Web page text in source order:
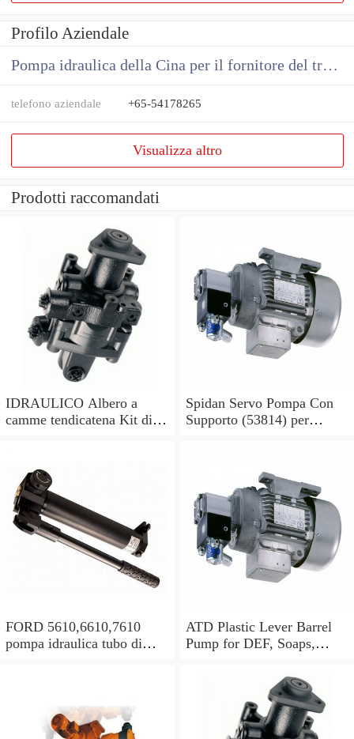
Profilo Aziendale
Pompa idraulica della Cina per il fornitore del trattore
telefono aziendale +65-54178265
Visualizza altro
Prodotti raccomandati
IDRAULICO Albero a
camme tendicatena Kit di
Spidan Servo Pompa Con
Supporto (53814) per
FORD 5610,6610,7610
pompa idraulica tubo di
ATD Plastic Lever Barrel
Pump for DEF, Soaps,